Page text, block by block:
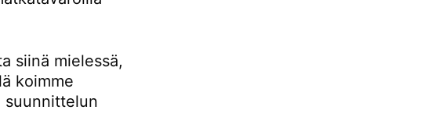
siinä mielessä,
koimme
suunnittelun